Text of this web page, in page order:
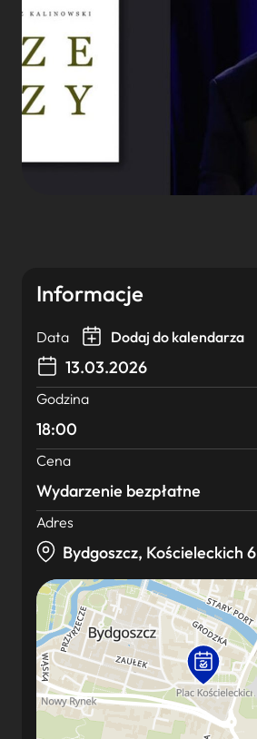
Informacje
Data Dodaj do kalendarza
13.03.2026
Godzina
18:00
Cena
Wydarzenie bezpłatne
Adres
Bydgoszcz, Kościeleckich 6